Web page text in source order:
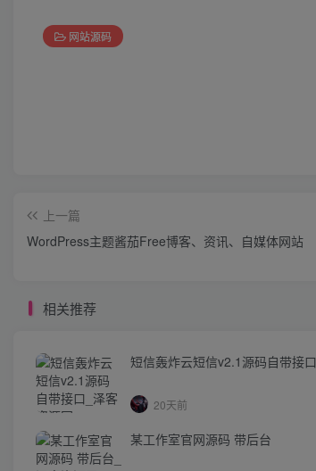
网站源码
上一篇
WordPress主题酱茄Free博客、资讯、自媒体网站
相关推荐
短信轰炸云短信v2.1源码自带接口
20天前
某工作室官网源码 带后台